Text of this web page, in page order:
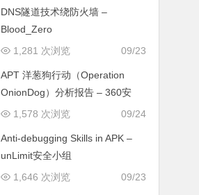
DNS隧道技术绕防火墙 –
Blood_Zero
09/23
1,281 次浏览
APT 洋葱狗行动（Operation
OnionDog）分析报告 – 360安
09/24
1,578 次浏览
Anti-debugging Skills in APK –
unLimit安全小组
09/23
1,646 次浏览